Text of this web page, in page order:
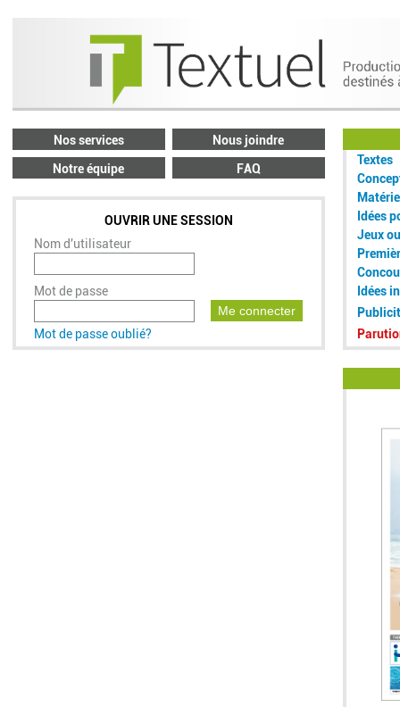
Nos services
Nous joindre
Notre équipe
FAQ
OUVRIR UNE SESSION
Nom d'utilisateur
Mot de passe
Me connecter
Mot de passe oublié?
Textes
Idées
Jeux
Idées